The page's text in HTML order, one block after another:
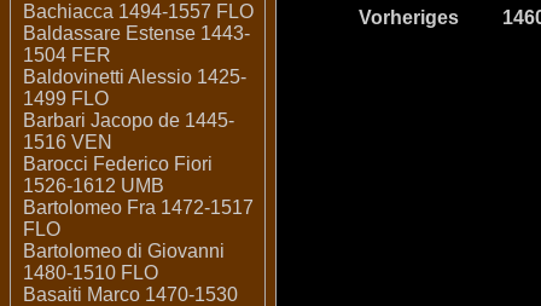
Bachiacca 1494-1557 FLO
Baldassare Estense 1443-
1504 FER
Baldovinetti Alessio 1425-
1499 FLO
Barbari Jacopo de 1445-
1516 VEN
Barocci Federico Fiori
1526-1612 UMB
Bartolomeo Fra 1472-1517
FLO
Bartolomeo di Giovanni
1480-1510 FLO
Basaiti Marco 1470-1530
Vorheriges